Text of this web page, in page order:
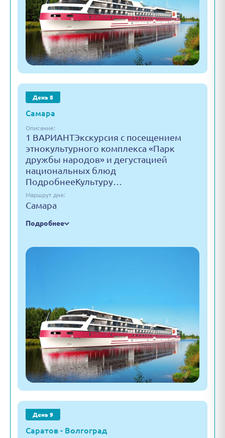
День 8
Самара
Описание:
1 ВАРИАНТЭкскурсия с посещением
этнокультурного комплекса «Парк
дружбы народов» и дегустацией
национальных блюд
ПодробнееКультуру…
Маршрут дня:
Самара
Подробнее
День 9
Саратов - Волгоград